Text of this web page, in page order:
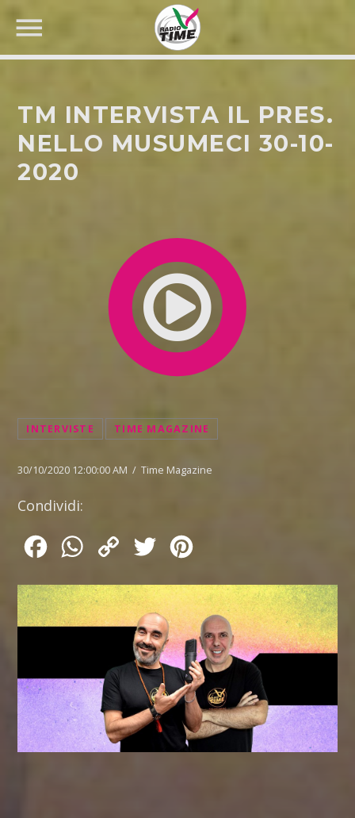
CERCA NEL SITO WEB:
TM INTERVISTA IL PRES.
NELLO MUSUMECI 30-10-
2020
INTERVISTE TIME MAGAZINE
30/10/2020 12:00:00 AM / Time Magazine
Condividi:
FacebookWhatsApp
Copy
Twitter